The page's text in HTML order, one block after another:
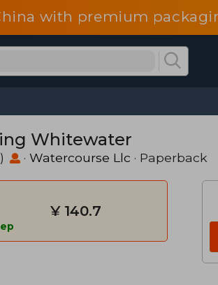
with premium
Whitewater
· Watercourse Llc · Paperback
¥ 140.7